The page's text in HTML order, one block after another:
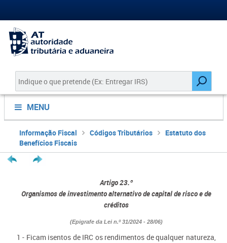
MENU
Informação Fiscal Códigos Tributários
Estatuto dos
Benefícios Fiscais
Artigo 23.º
Organismos de investimento alternativo de capital de risco e de
créditos​​​
(Epigrafe da Lei n.º 31/2024 - 28/06)
1 - Ficam isentos de IRC os rendimentos de qualquer natureza,